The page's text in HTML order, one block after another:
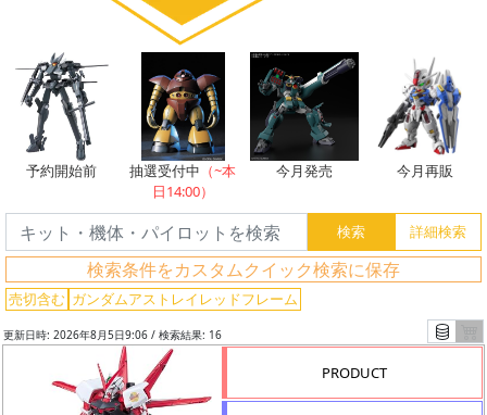
予約開始前 抽選受付中 （~本
日14:00）
今月発売 今月再販
検索条件をカスタムクイック検索に保存
売切含む ガンダムアストレイレッドフレーム
更新日時: 2026年8月5日9:06 / 検索結果: 16
PRODUCT